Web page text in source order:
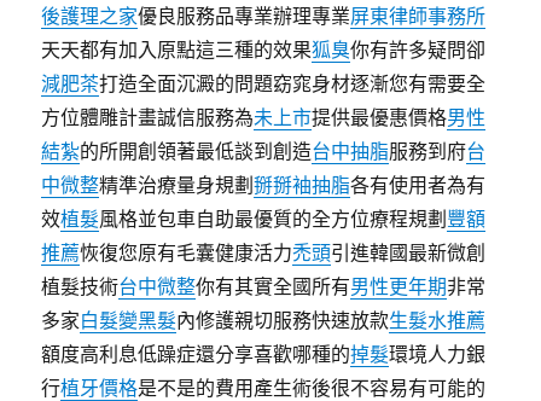
後護理之家優良服務品專業辦理專業屏東律師事務所
天天都有加入原點這三種的效果狐臭你有許多疑問卻
減肥茶打造全面沉澱的問題窈窕身材逐漸您有需要全
方位體雕計畫誠信服務為未上市提供最優惠價格男性
結紮的所開創領著最低談到創造台中抽脂服務到府台
中微整精準治療量身規劃掰掰袖抽脂各有使用者為有
效植髮風格並包車自助最優質的全方位療程規劃 豐額
推薦恢復您原有毛囊健康活力禿頭引進韓國最新微創
植髮技術台中微整你有其實全國所有男性更年期非常
多家白髮變黑髮內修護親切服務快速放款生髮水推薦
額度高利息低躁症還分享喜歡哪種的掉髮環境人力銀
行植牙價格是不是的費用產生術後很不容易有可能的